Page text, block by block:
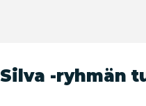
Silva -ryhmän